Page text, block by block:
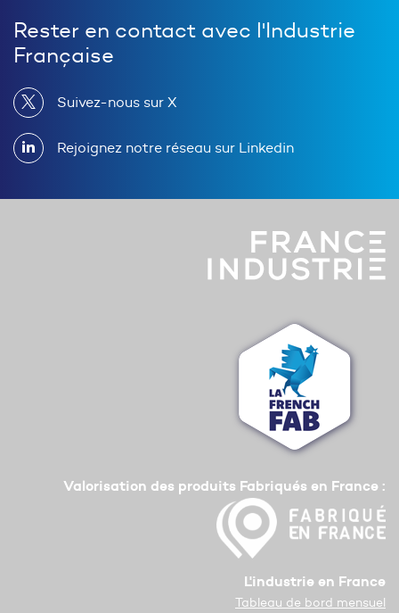
Rester en contact avec l'Industrie
Française
Suivez-nous sur X
Rejoignez notre réseau sur Linkedin
Valorisation des produits Fabriqués en France :
L'industrie en France
Tableau de bord mensuel